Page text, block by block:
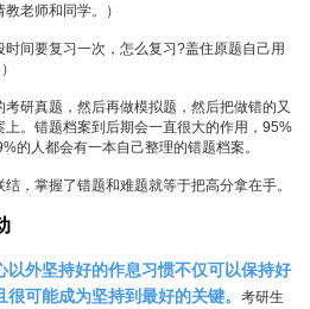
老师和同学。）
间要复习一次，怎么复习?盖住原题自己用
研真题，然后再做模拟题，然后把做错的又
。错题档案到后期会一直很大的作用，95%
的人都会有一本自己整理的错题档案。
，掌握了错题和难题就等于把高分拿在手。
以外坚持好的作息习惯不仅可以保持好
可能成为坚持到最好的关键。 考研生